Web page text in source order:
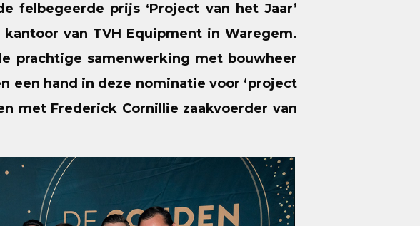
felbegeerde prijs ‘Project van het Jaar’
van TVH Equipment in Waregem.
prachtige samenwerking met bouwheer
een hand in deze nominatie voor ‘project
met Frederick Cornillie zaakvoerder van